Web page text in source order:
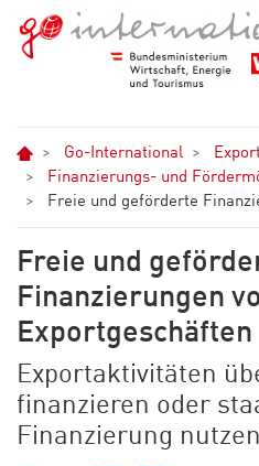
Zum Hauptinhalt springen
Zur Navigation springen
Zum Footer springen
Home Go-International
Finanzierungs- und
Freie und geförderte
Freie und
Finanzierungen
Exportgeschäften
Exportaktivitäten
finanzieren oder
Finanzierung nutzen